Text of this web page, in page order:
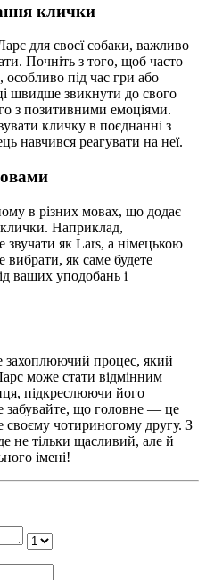
клички
для своєї собаки, важливо
Почніть з того, щоб часто
під час гри або
швидше звикнути до свого
з позитивними емоціями.
кличку в поєднанні з
навчився реагувати на неї.
в різних мовах, що додає
клички. Наприклад,
звучати як Lars, а німецькою
як саме будете
ваших уподобань і
процес, який
може стати відмінним
підкреслюючи його
забувайте, що головне — це
своєму чотириногому другу. З
не тільки щасливий, але й
імені!